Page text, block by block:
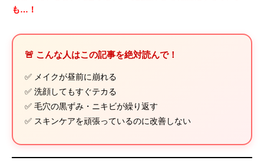
も…！
🚨 こんな人はこの記事を絶対読んで！
✅ メイクが昼前に崩れる
✅ 洗顔してもすぐテカる
✅ 毛穴の黒ずみ・ニキビが繰り返す
✅ スキンケアを頑張っているのに改善しない